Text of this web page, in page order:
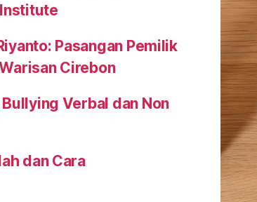
Pasangan Pemilik
Cirebon
Verbal dan Non
dan Cara